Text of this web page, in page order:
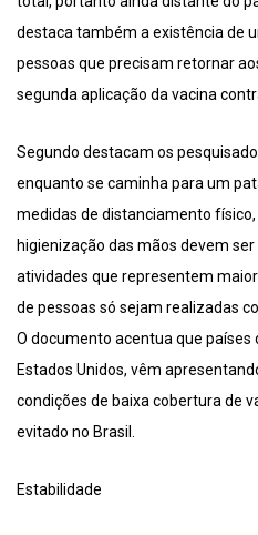
destaca também a existência de
pessoas que precisam retornar
segunda aplicação da vacina
Segundo destacam os
enquanto se caminha para um
medidas de distanciamento
higienização das mãos devem
atividades que representem
de pessoas só sejam realizadas
O documento acentua que países
Estados Unidos, vêm
condições de baixa cobertura de
evitado no Brasil.
Estabilidade